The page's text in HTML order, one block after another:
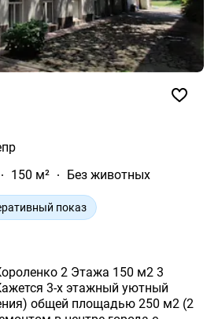
150 м² Без животных
показ
2 Этажа 150 м2 3
3-х этажный уютный
общей площадью 250 м2 (2